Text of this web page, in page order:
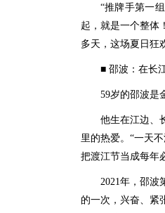
“推牌手第一
起，就是一个整体
多天，这场夏日狂
■ 邵波：在长
59岁的邵波是
他生在江边、
里的热爱。“一天
把渡江节当成每年
2021年，邵波
的一次，兴奋、